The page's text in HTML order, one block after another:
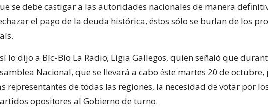
se debe castigar a las autoridades nacionales de manera
el pago de la deuda histórica, éstos sólo se burlan de los
lo dijo a Bío-Bío La Radio, Ligia Gallegos, quien señaló que
Nacional, que se llevará a cabo éste martes 20 de octubre,
representantes de todas las regiones, la necesidad de votar por
opositores al Gobierno de turno.